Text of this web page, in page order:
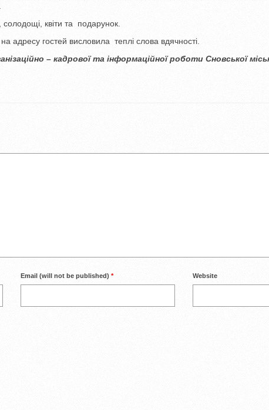
квіти та подарунок.
адресу гостей висловила теплі слова вдячності.
та інформаційної роботи Сновської
Email (will not be published)* Website